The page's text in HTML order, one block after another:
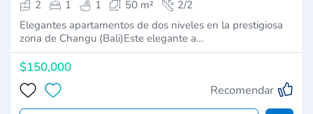
2
1 1 50 m²
2/2
Elegantes apartamentos de dos niveles en la prestigiosa
zona de Changu (Bali)Este elegante a…
$150,000
Recomendar